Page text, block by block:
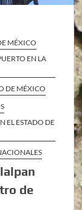
MÉXICO
EN LA
DE MÉXICO
EL ESTADO DE
de